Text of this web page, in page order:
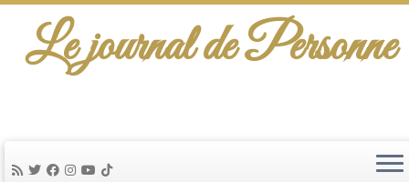
Le journal de Personne